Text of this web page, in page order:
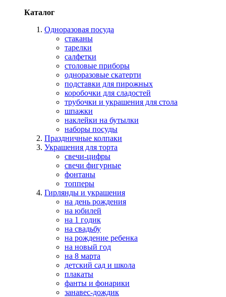
Каталог
Одноразовая посуда
стаканы
тарелки
салфетки
столовые приборы
одноразовые скатерти
подставки для пирожных
коробочки для сладостей
трубочки и украшения для стола
шпажки
наклейки на бутылки
наборы посуды
Праздничные колпаки
Украшения для торта
свечи-цифры
свечи фигурные
фонтаны
топперы
Гирлянды и украшения
на день рождения
на юбилей
на 1 годик
на свадьбу
на рождение ребенка
на новый год
на 8 марта
детский сад и школа
плакаты
фанты и фонарики
занавес-дождик